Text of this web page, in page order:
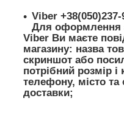
Viber +38(050)237-
Для оформлення
Viber Ви маєте
магазину: назва
скриншот або
потрібний розмір
телефону, місто
доставки;